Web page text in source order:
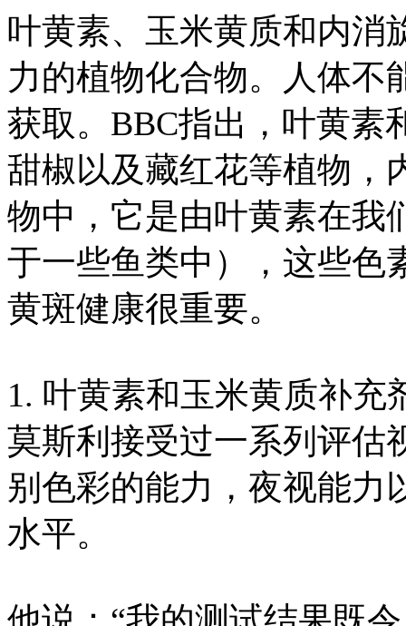
叶黄素、玉米黄质和内消
力的植物化合物。人体不
获取。BBC指出，叶黄素
甜椒以及藏红花等植物，
物中，它是由叶黄素在我
于一些鱼类中），这些色
黄斑健康很重要。
1. 叶黄素和玉米黄质补充
莫斯利接受过一系列评估
别色彩的能力，夜视能力
水平。